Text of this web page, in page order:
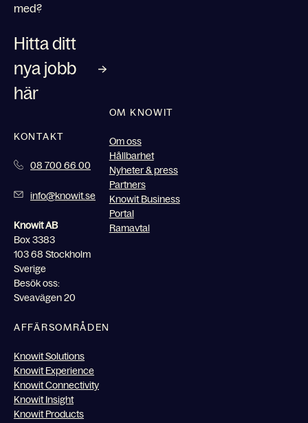
med?
Hitta ditt
nya jobb
här
KONTAKT
08 700 66 00
info@knowit.se
Knowit AB
Box 3383
103 68 Stockholm
Sverige
Besök oss:
Sveavägen 20
OM KNOWIT
Om oss
Hållbarhet
Nyheter & press
Partners
Knowit Business
Portal
Ramavtal
AFFÄRSOMRÅDEN
Knowit Solutions
Knowit Experience
Knowit Connectivity
Knowit Insight
Knowit Products